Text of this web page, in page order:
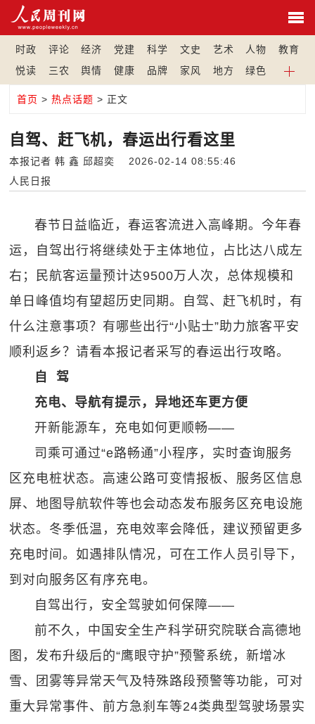
时政 评论 经济 党建 科学 文史 艺术 人物
教育
悦读
三农 舆情 健康 品牌 家风 地方 绿色
首页 >热点话题 > 正文
自驾、赶飞机，春运出行看这里
本报记者 韩 鑫 邱超奕 2026-02-14 08:55:46
人民日报
春节日益临近，春运客流进入高峰期。今年春
运，自驾出行将继续处于主体地位，占比达八成左
右；民航客运量预计达9500万人次，总体规模和
单日峰值均有望超历史同期。自驾、赶飞机时，有
什么注意事项？有哪些出行“小贴士”助力旅客平安
顺利返乡？请看本报记者采写的春运出行攻略。
自 驾
充电、导航有提示，异地还车更方便
开新能源车，充电如何更顺畅——
司乘可通过“e路畅通”小程序，实时查询服务
区充电桩状态。高速公路可变情报板、服务区信息
屏、地图导航软件等也会动态发布服务区充电设施
状态。冬季低温，充电效率会降低，建议预留更多
充电时间。如遇排队情况，可在工作人员引导下，
到对向服务区有序充电。
自驾出行，安全驾驶如何保障——
前不久，中国安全生产科学研究院联合高德地
图，发布升级后的“鹰眼守护”预警系统，新增冰
雪、团雾等异常天气及特殊路段预警等功能，可对
重大异常事件、前方急刹车等24类典型驾驶场景实